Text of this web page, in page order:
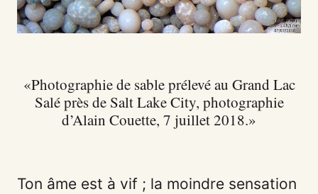
Photographie de sable prélevé au Grand Lac
Salé près de Salt Lake City, photographie
d’Alain Couette, 7 juillet 2018.
Ton âme est à vif ; la moindre sensation